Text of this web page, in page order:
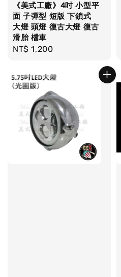
《美式工廠》4吋 小型平
面 子彈型 短版 下鎖式
大燈 頭燈 復古大燈 復古
滑胎 檔車
Regular
NT$ 1,200